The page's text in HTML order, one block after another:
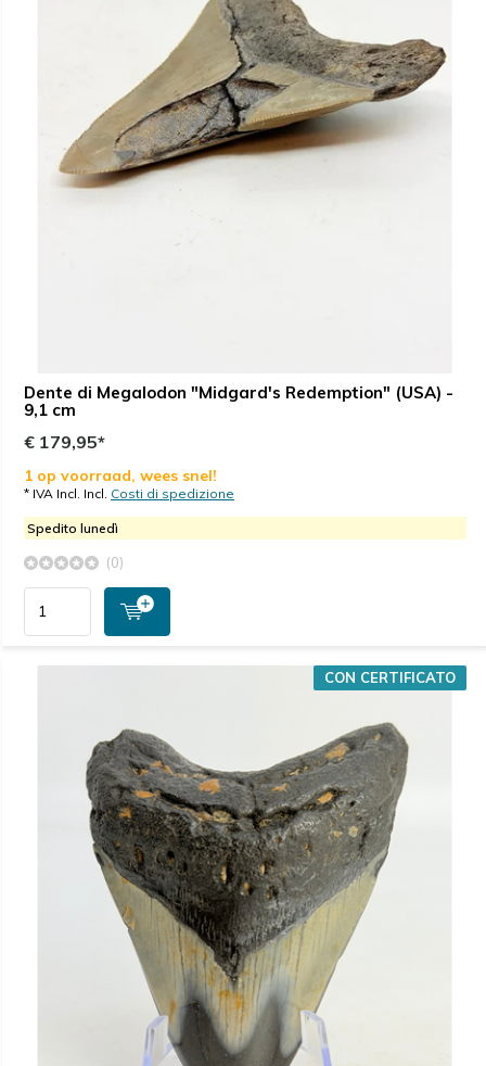
Dente di Megalodon "Midgard's Redemption" (USA) -
9,1 cm
€ 179,95*
1 op voorraad, wees snel!
* IVA Incl. Incl. Costi di spedizione
Spedito lunedì
(0)
CON CERTIFICATO